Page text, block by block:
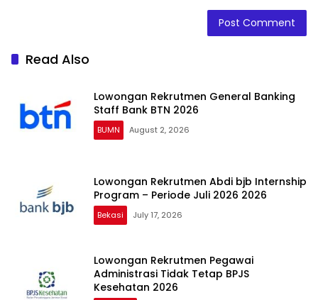
Read Also
Lowongan Rekrutmen General Banking
Staff Bank BTN 2026
BUMN August 2, 2026
Lowongan Rekrutmen Abdi bjb Internship
Program – Periode Juli 2026 2026
Bekasi July 17, 2026
Lowongan Rekrutmen Pegawai
Administrasi Tidak Tetap BPJS
Kesehatan 2026